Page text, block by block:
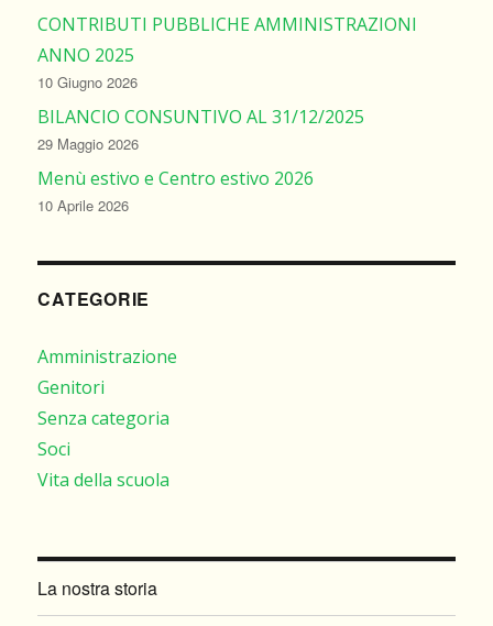
CONTRIBUTI PUBBLICHE AMMINISTRAZIONI
ANNO 2025
10 Giugno 2026
BILANCIO CONSUNTIVO AL 31/12/2025
29 Maggio 2026
Menù estivo e Centro estivo 2026
10 Aprile 2026
CATEGORIE
Amministrazione
Genitori
Senza categoria
Soci
Vita della scuola
La nostra storia